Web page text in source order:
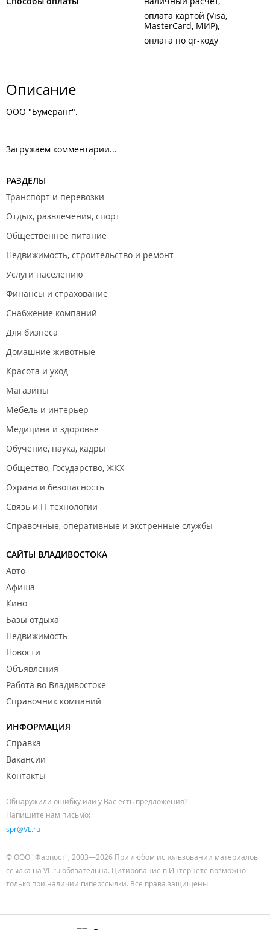
оплата картой (Visa,
MasterCard, МИР)
оплата по qr-коду
Описание
ООО "Бумеранг".
Загружаем комментарии...
РАЗДЕЛЫ
Транспорт и перевозки
Отдых, развлечения, спорт
Общественное питание
Недвижимость, строительство и ремонт
Услуги населению
Финансы и страхование
Снабжение компаний
Для бизнеса
Домашние животные
Красота и уход
Магазины
Мебель и интерьер
Медицина и здоровье
Обучение, наука, кадры
Общество, Государство, ЖКХ
Охрана и безопасность
Связь и IT технологии
Справочные, оперативные и экстренные службы
САЙТЫ ВЛАДИВОСТОКА
Авто
Афиша
Кино
Базы отдыха
Недвижимость
Новости
Объявления
Работа во Владивостоке
Справочник компаний
ИНФОРМАЦИЯ
Справка
Вакансии
Контакты
Обнаружили ошибку или у Вас есть предложения?
Напишите нам письмо:
spr@VL.ru
© ООО "Фарпост", 2003—2026 При любом использовании материалов
ссылка на VL.ru обязательна. Цитирование в Интернете возможно
только при наличии гиперссылки. Все права защищены.